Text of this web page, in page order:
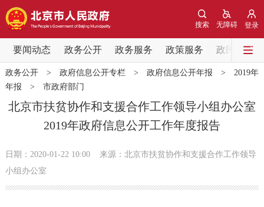
登录
无障碍
搜索
要闻动态 政务公开 政务服务 政策服务 政民互动
要闻动态
党中央精神 国务院信息 中央部委动态
北京要闻 会议信息 部门动态
政务公开
政务公开> 政府信息公开专栏> 政府信息公开年报 > 2019年
年报 > 市政府部门
北京市扶贫协作和支援合作工作领导小组办公室
2019年政府信息公开工作年度报告
日期：2020-01-22 10:00
来源：北京市扶贫协作和支援合作工作领导
小组办公室